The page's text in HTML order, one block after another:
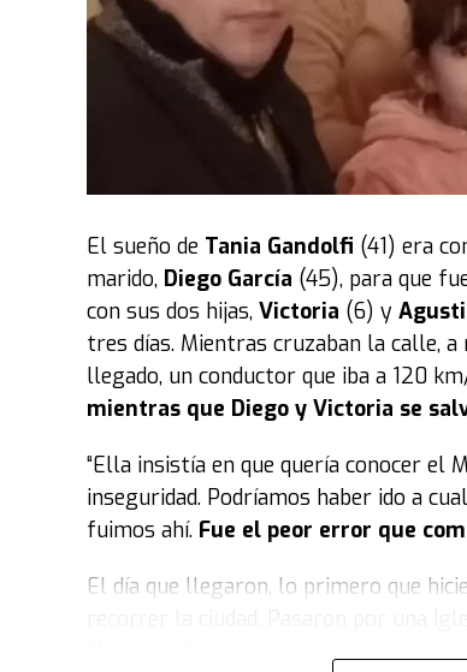
Además de la madre, la policía tomó
Ellos aseguraron que ya habían
semana, con episodios de
vómitos y
En la resolución delTribunal de
señales de alerta y las
el cuidado de la salud del niño en los
“Tú y yo para siempre”
La tatuadora escribió en noviembre de
regalo que le dio Dios”.
“Ahora somos tú y yo para siempre”,
con raticida.
Fuente: TN
El sueño de Tania Gandolfi (41) era
marido, Diego García (45), para que
con sus dos hijas, Victoria (6) y
tres días. Mientras cruzaban la calle,
llegado, un conductor que iba a 120
mientras que Diego y Victoria se
“Ella insistía en que quería conocer el
inseguridad. Podríamos haber ido a
fuimos ahí. Fue el peor error que
El día que llegaron, lo primero que